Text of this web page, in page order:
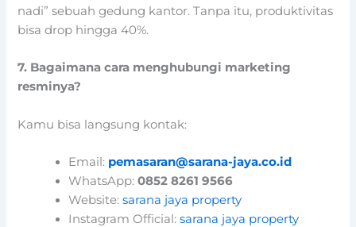
nadi” sebuah gedung kantor. Tanpa itu, produktivitas
bisa drop hingga 40%.
7. Bagaimana cara menghubungi marketing
resminya?
Kamu bisa langsung kontak:
Email: pemasaran@sarana-jaya.co.id
WhatsApp:0852 8261 9566
Website:sarana jaya property
Instagram Official:sarana jaya property